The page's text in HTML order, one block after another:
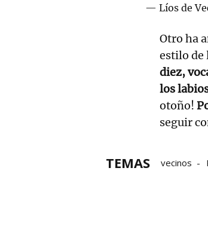
— Líos de
Otro ha
estilo de
diez,
los
otoño!
seguir
TEMAS vecinos